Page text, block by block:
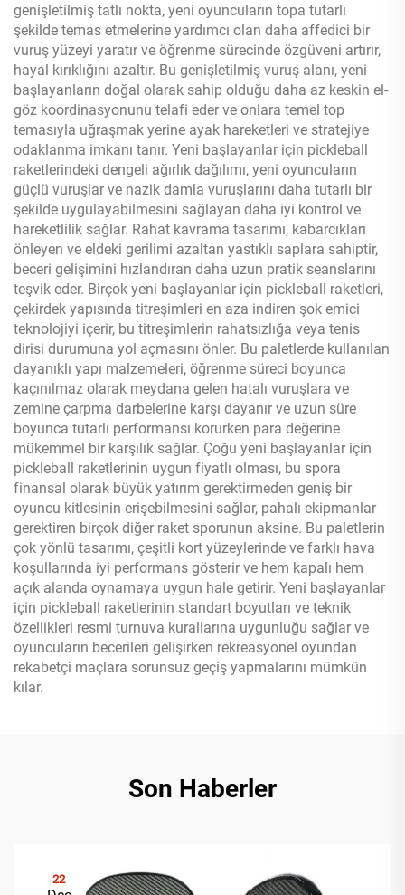
genişletilmiş tatlı nokta, yeni oyuncuların topa tutarlı
şekilde temas etmelerine yardımcı olan daha affedici bir
vuruş yüzeyi yaratır ve öğrenme sürecinde özgüveni artırır,
hayal kırıklığını azaltır. Bu genişletilmiş vuruş alanı, yeni
başlayanların doğal olarak sahip olduğu daha az keskin el-
göz koordinasyonunu telafi eder ve onlara temel top
temasıyla uğraşmak yerine ayak hareketleri ve stratejiye
odaklanma imkanı tanır. Yeni başlayanlar için pickleball
raketlerindeki dengeli ağırlık dağılımı, yeni oyuncuların
güçlü vuruşlar ve nazik damla vuruşlarını daha tutarlı bir
şekilde uygulayabilmesini sağlayan daha iyi kontrol ve
hareketlilik sağlar. Rahat kavrama tasarımı, kabarcıkları
önleyen ve eldeki gerilimi azaltan yastıklı saplara sahiptir,
beceri gelişimini hızlandıran daha uzun pratik seanslarını
teşvik eder. Birçok yeni başlayanlar için pickleball raketleri,
çekirdek yapısında titreşimleri en aza indiren şok emici
teknolojiyi içerir, bu titreşimlerin rahatsızlığa veya tenis
dirisi durumuna yol açmasını önler. Bu paletlerde kullanılan
dayanıklı yapı malzemeleri, öğrenme süreci boyunca
kaçınılmaz olarak meydana gelen hatalı vuruşlara ve
zemine çarpma darbelerine karşı dayanır ve uzun süre
boyunca tutarlı performansı korurken para değerine
mükemmel bir karşılık sağlar. Çoğu yeni başlayanlar için
pickleball raketlerinin uygun fiyatlı olması, bu spora
finansal olarak büyük yatırım gerektirmeden geniş bir
oyuncu kitlesinin erişebilmesini sağlar, pahalı ekipmanlar
gerektiren birçok diğer raket sporunun aksine. Bu paletlerin
çok yönlü tasarımı, çeşitli kort yüzeylerinde ve farklı hava
koşullarında iyi performans gösterir ve hem kapalı hem
açık alanda oynamaya uygun hale getirir. Yeni başlayanlar
için pickleball raketlerinin standart boyutları ve teknik
özellikleri resmi turnuva kurallarına uygunluğu sağlar ve
oyuncuların becerileri gelişirken rekreasyonel oyundan
rekabetçi maçlara sorunsuz geçiş yapmalarını mümkün
kılar.
Son Haberler
22